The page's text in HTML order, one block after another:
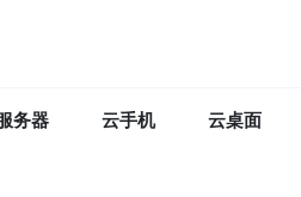
务器 云手机 云桌面